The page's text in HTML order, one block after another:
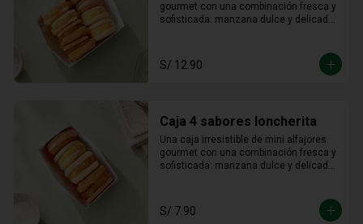
gourmet con una combinación fresca y
sofisticada: manzana dulce y delicada,
equilibrio perfecto entre acidez y
dulzura en cada bocado, ideal para
S/ 12.90
Caja 4 sabores loncherita
Una caja irresistible de mini alfajores
gourmet con una combinación fresca y
sofisticada: manzana dulce y delicada,
equilibrio perfecto entre acidez y
dulzura en cada bocado, ideal para
S/ 7.90